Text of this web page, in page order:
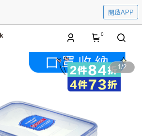
開啟APP
0
1/2